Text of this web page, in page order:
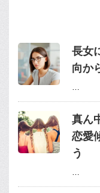
長女
向か
…
真ん
恋愛
う
…